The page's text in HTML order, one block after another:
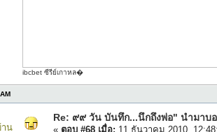
ibcbet ซีรีย์เกาหล�
าน
Re: ๙๙ วัน บันทึก...นึกถึงพ่อ" นำมาบอ
« ตอบ #68 เมื่อ: 11 ธันวาคม 2010,